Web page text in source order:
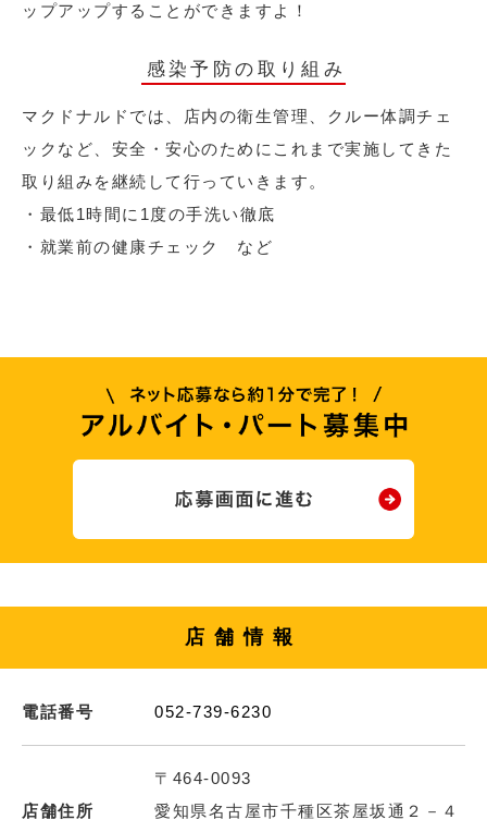
ップアップすることができますよ！
感染予防の取り組み
マクドナルドでは、店内の衛生管理、クルー体調チェ
ックなど、安全・安心のためにこれまで実施してきた
取り組みを継続して行っていきます。
・最低1時間に1度の手洗い徹底
・就業前の健康チェック など
店舗情報
電話番号 052-739-6230
店舗住所
〒464-0093
愛知県名古屋市千種区茶屋坂通２－４